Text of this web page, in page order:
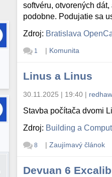
softvéru, otvorených
podobne. Podujatie sa
Zdroj: Bratislava
1 | Komunita
Linus a Linus
30.11.2025 | 19:40 |
Stavba počítača dvomi
Zdroj: Building a
8 | Zaujímavý článok
Devuan 6